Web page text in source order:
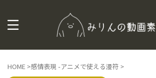
HOME >感情表現 -アニメで使える漫符 >